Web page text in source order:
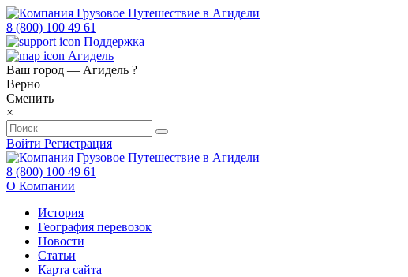
8 (800) 100 49 61
Поддержка
Агидель
Ваш город — Агидель ?
Верно
Сменить
×
Войти Регистрация
8 (800) 100 49 61
О Компании
История
География перевозок
Новости
Статьи
Карта сайта